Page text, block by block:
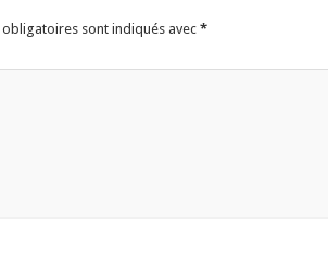
obligatoires sont indiqués avec*